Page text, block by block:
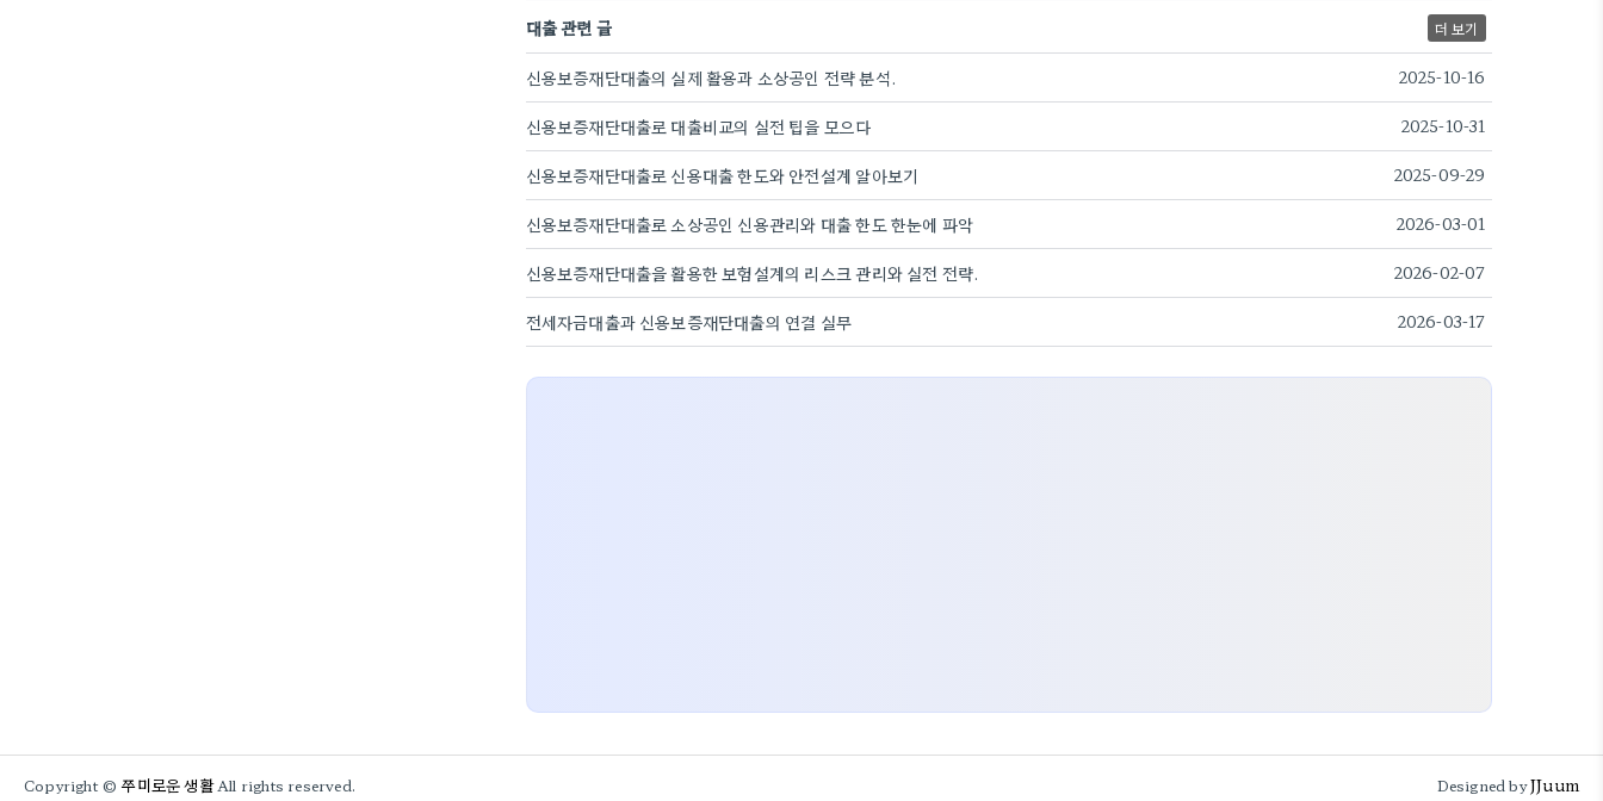
대출 관련 글 더 보기
신용보증재단대출의 실제 활용과 소상공인 전략 분석. 2025-10-16
신용보증재단대출로 대출비교의 실전 팁을 모으다 2025-10-31
신용보증재단대출로 신용대출 한도와 안전설계 알아보기 2025-09-29
신용보증재단대출로 소상공인 신용관리와 대출 한도 한눈에 파악 2026-03-01
신용보증재단대출을 활용한 보험설계의 리스크 관리와 실전 전략. 2026-02-07
전세자금대출과 신용보증재단대출의 연결 실무 2026-03-17
Copyright ©쭈미로운 생활All rights reserved. Designed byJJuum